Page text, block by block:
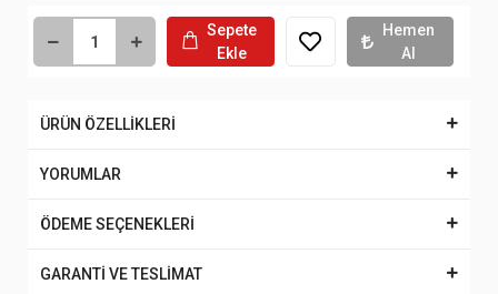
Sepete
Ekle
Hemen
Al
ÜRÜN ÖZELLİKLERİ
YORUMLAR
ÖDEME SEÇENEKLERİ
GARANTİ VE TESLİMAT